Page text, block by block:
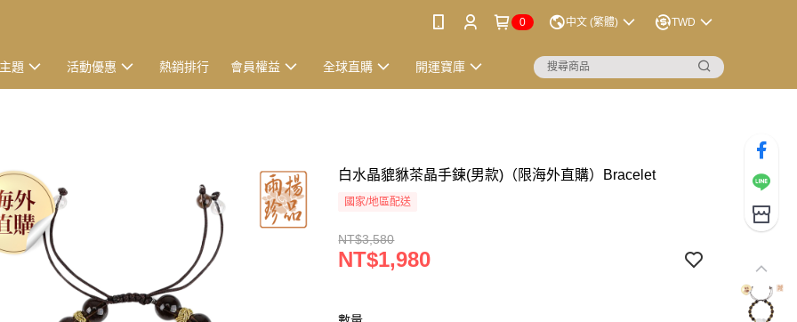
0 中文 (繁體) TWD
題 活動優惠 熱銷排行 會員權益 全球直購 開運寶庫
白水晶貔貅茶晶手鍊(男款)（限海外直購）Bracelet
國家/地區配送
NT$3,580
NT$1,980